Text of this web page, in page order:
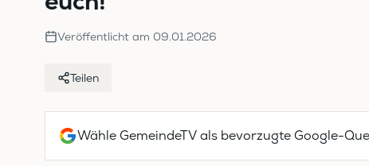
Veröffentlicht am 09.01.2026
Teilen
Wähle GemeindeTV als bevorzugte Google-